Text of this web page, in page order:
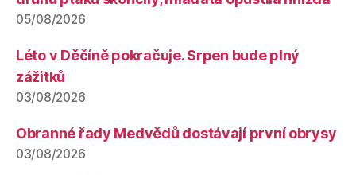
05/08/2026
Léto v Děčíně pokračuje. Srpen bude plný
zážitků
03/08/2026
Obranné řady Medvědů dostávají první obrysy
03/08/2026